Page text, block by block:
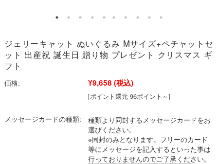
ジェリーキャット ぬいぐるみ Mサイズ+ペチャットセ
ット 出産祝 誕生日 贈り物 プレゼント クリスマス ギ
フト
価格: ¥9,658 (税込)
[ポイント還元 96ポイント～]
メッセージカードの種類:
種類より同封するメッセージカードをお
選びください。
※同封のみとなります。フリーのカード
等にメッセージを記入するといった事は
行っておりませんのでご了承ください。